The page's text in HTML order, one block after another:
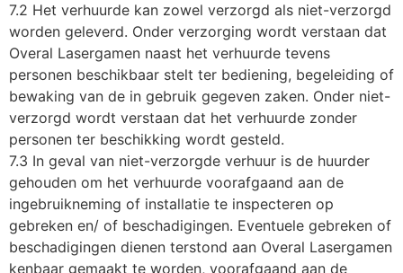
7.2 Het verhuurde kan zowel verzorgd als niet-verzorgd
worden geleverd. Onder verzorging wordt verstaan dat
Overal Lasergamen naast het verhuurde tevens
personen beschikbaar stelt ter bediening, begeleiding of
bewaking van de in gebruik gegeven zaken. Onder niet-
verzorgd wordt verstaan dat het verhuurde zonder
personen ter beschikking wordt gesteld.
7.3 In geval van niet-verzorgde verhuur is de huurder
gehouden om het verhuurde voorafgaand aan de
ingebruikneming of installatie te inspecteren op
gebreken en/ of beschadigingen. Eventuele gebreken of
beschadigingen dienen terstond aan Overal Lasergamen
kenbaar gemaakt te worden, voorafgaand aan de